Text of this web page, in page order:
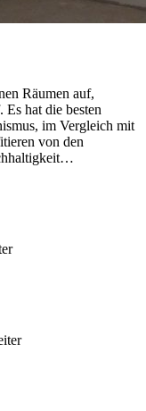
Räumen auf,
Es hat die besten
im Vergleich mit
von den